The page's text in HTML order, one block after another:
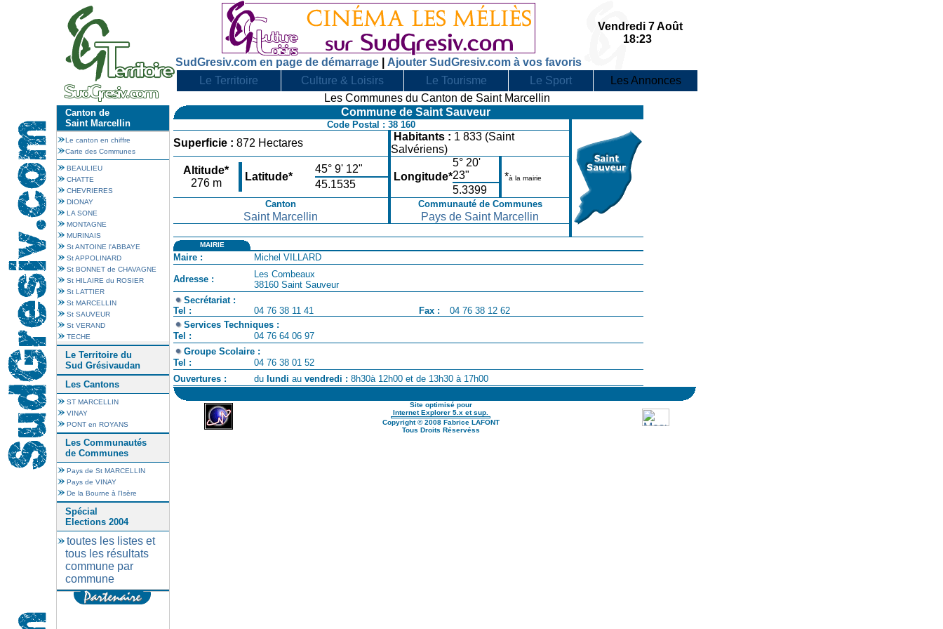
SudGresiv.com en page de démarrage Ajouter SudGresiv.com à vos favoris
Vendredi 7 Août
18:23
Le Territoire Culture & Loisirs Le Tourisme Le Sport
Les Annonces
Les Communes du Canton de Saint Marcellin
Canton de
Saint Marcellin
Le canton en chiffre
Carte des Communes
BEAULIEU
CHATTE
CHEVRIERES
DIONAY
LA SONE
MONTAGNE
MURINAIS
St ANTOINE l'ABBAYE
St APPOLINARD
St BONNET de CHAVAGNE
St HILAIRE du ROSIER
St LATTIER
St MARCELLIN
St SAUVEUR
St VERAND
TECHE
Le Territoire du
Sud Grésivaudan
Les Cantons
ST MARCELLIN
VINAY
PONT en ROYANS
Les Communautés
de Communes
Pays de St MARCELLIN
Pays de VINAY
De la Bourne à l'Isère
Spécial
Elections 2004
toutes les listes et
tous les résultats
commune par
commune
Commune de Saint Sauveur
Code Postal : 38 160
Superficie : 872 Hectares
Habitants : 1 833 (Saint
Salvériens)
Altitude*
276 m
Latitude*
45° 9' 12"
45.1535
Longitude*
5° 20'
23"
*à la mairie
5.3399
Canton Communauté de Communes
Saint Marcellin Pays de Saint Marcellin
MAIRIE
Maire : Michel VILLARD
Adresse :
Les Combeaux
38160 Saint Sauveur
Secrétariat :
Tel :
04 76 38 11 41 Fax :
04 76 38 12 62
Services Techniques :
Tel :
04 76 64 06 97
Groupe Scolaire :
Tel :
04 76 38 01 52
Ouvertures :
du lundi au vendredi : 8h30à 12h00 et de 13h30 à 17h00
Site optimisé pour
Internet Explorer 5.x et sup.
Copyright© 2008 Fabrice LAFONT
Tous Droits Réservéss